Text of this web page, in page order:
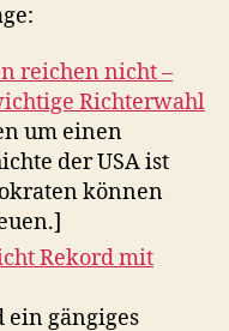
reichen nicht –
Richterwahl
um einen
der USA ist
können
Rekord mit
ein gängiges